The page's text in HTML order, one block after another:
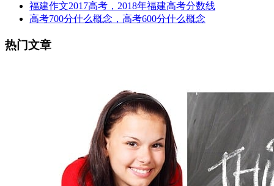
福建作文2017高考，2018年福建高考分数线
高考700分什么概念，高考600分什么概念
热门文章